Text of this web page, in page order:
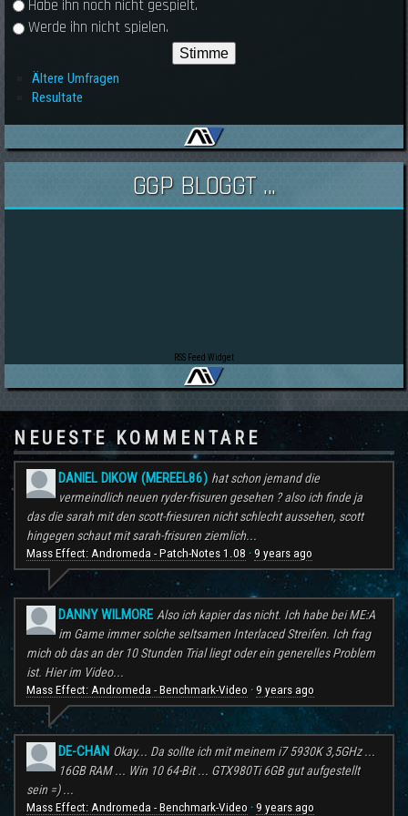
Habe ihn noch nicht gespielt.
Werde ihn nicht spielen.
Ältere Umfragen
Resultate
GGP BLOGGT ...
RSS Feed Widget
NEUESTE KOMMENTARE
DANIEL DIKOW (MEREEL86) hat schon jemand die
vermeindlich neuen ryder-frisuren gesehen ? also ich finde ja
das die sarah mit den scott-friesuren nicht schlecht aussehen, scott
hingegen schaut mit sarah-frisuren ziemlich...
Mass Effect: Andromeda - Patch-Notes 1.08 · 9 years ago
DANNY WILMORE Also ich kapier das nicht. Ich habe bei ME:A
im Game immer solche seltsamen Interlaced Streifen. Ich frag
mich ob das an der 10 Stunden Trial liegt oder ein generelles Problem
ist. Hier im Video...
Mass Effect: Andromeda - Benchmark-Video · 9 years ago
DE-CHAN Okay... Da sollte ich mit meinem i7 5930K 3,5GHz ...
16GB RAM ... Win 10 64-Bit ... GTX980Ti 6GB gut aufgestellt
sein =) ...
Mass Effect: Andromeda - Benchmark-Video · 9 years ago